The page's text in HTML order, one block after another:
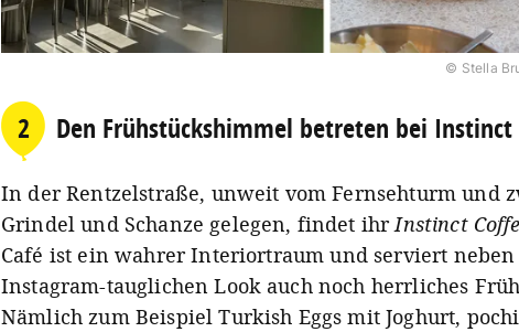
© Stella
2 Den Frühstückshimmel betreten bei Instinct
In der Rentzelstraße, unweit vom Fernsehturm und
Grindel und Schanze gelegen, findet ihrInstinct
Café ist ein wahrer Interiortraum und serviert
Instagram-tauglichen Look auch noch herrliches
Nämlich zum Beispiel Turkish Eggs mit Joghurt,